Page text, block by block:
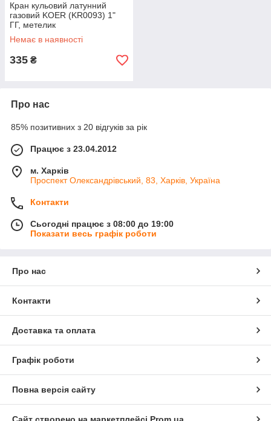
Кран кульовий латунний
газовий KOER (KR0093) 1"
ГГ, метелик
Немає в наявності
335 ₴
Про нас
85% позитивних з 20 відгуків за рік
Працює з 23.04.2012
м. Харків
Проспект Олександрівський, 83, Харків, Україна
Контакти
Сьогодні працює з 08:00 до 19:00
Показати весь графік роботи
Про нас
Контакти
Доставка та оплата
Графік роботи
Повна версія сайту